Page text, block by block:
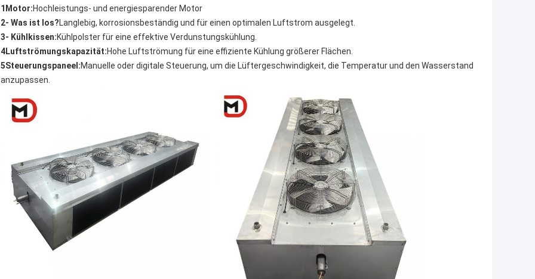
1Motor:Hochleistungs- und energiesparender Motor
2- Was ist los?Langlebig, korrosionsbeständig und für einen optimalen Luftstrom ausgelegt.
3- Kühlkissen:Kühlpolster für eine effektive Verdunstungskühlung.
4Luftströmungskapazität:Hohe Luftströmung für eine effiziente Kühlung größerer Flächen.
5Steuerungspaneel:Manuelle oder digitale Steuerung, um die Lüftergeschwindigkeit, die Temperatur und den Wasserstand
anzupassen.